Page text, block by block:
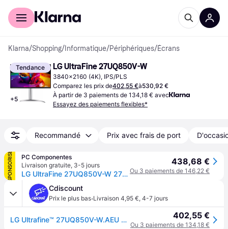
Acheter avec Klarna
Klarna/Shopping/ Informatique/Périphériques/Écrans
Tendance
+5
LG UltraFine 27UQ850V-W
3840x2160 (4K), IPS/PLS
Comparez les prix de402,55 €à530,92 €
À partir de 3 paiements de 134,18 € avec
Essayez des paiements flexibles*
Recommandé Prix avec frais de port
SPONSORISÉ
PC Componentes
Livraison gratuite, 3-5 jours
LG UltraFine 27UQ850V-W 27" LED Nano IPS UltraHD 4K Haut-parleurs réglables en hauteur FreeSync USB-C
438,68 €
Ou 3 paiements de 146,22 €
Cdiscount
Prix le plus bas·Livraison 4,95 €, 4-7 jours
LG Ultrafine™ 27UQ850V-W.AEU Ecran PC 4K 27 - Dalle IPS résolution UHD (3840 x 2160) 5ms GtG Display HDRTM 400 DCI-P3 98% AMD - Noir 402,55 €
Ou 3 paiements de 134,18 €